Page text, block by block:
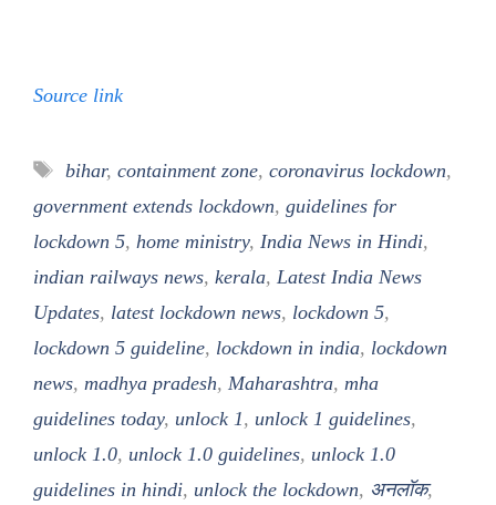
Source link
Tags
bihar, containment zone, coronavirus lockdown,
government extends lockdown, guidelines for
lockdown 5, home ministry, India News in Hindi,
indian railways news, kerala, Latest India News
Updates, latest lockdown news, lockdown 5,
lockdown 5 guideline, lockdown in india, lockdown
news, madhya pradesh, Maharashtra, mha
guidelines today, unlock 1, unlock 1 guidelines,
unlock 1.0, unlock 1.0 guidelines, unlock 1.0
guidelines in hindi, unlock the lockdown, अनलॉक,